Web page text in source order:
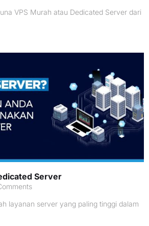
VPS Murah atau Dedicated Server dari
Server
layanan server yang paling tinggi dalam